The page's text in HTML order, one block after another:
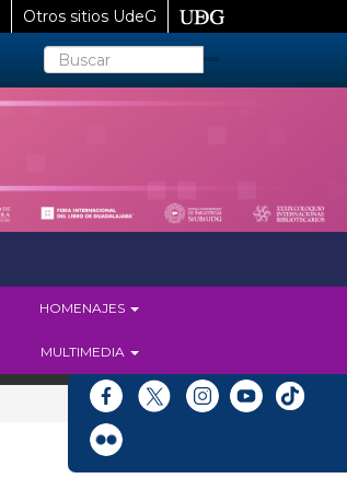
Otros sitios UdeG
Buscar
HOMENAJES
MULTIMEDIA